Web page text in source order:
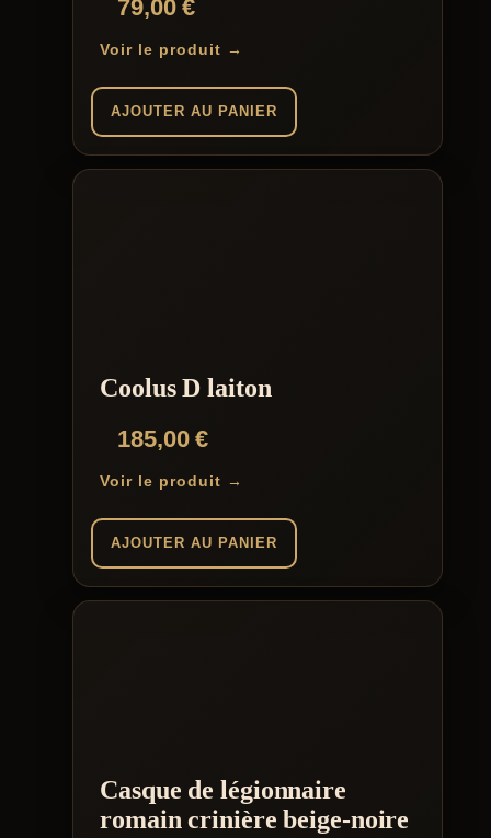
3.0079,00€
Voir le produit →
AJOUTER AU PANIER
Coolus D laiton
185,00€
Voir le produit →
AJOUTER AU PANIER
Casque de légionnaire
romain crinière beige-noire